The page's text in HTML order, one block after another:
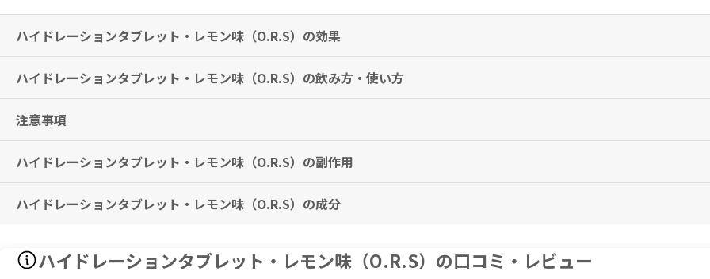
ハイドレーションタブレット・レモン味（O.R.S）の効果
水分補給のサポート
ハイドレーションタブレット・レモン味（O.R.S）の飲み方・使い方
2タブレットを目安に、200mlの水に入れ、完全に溶けてからお召し上がりください。（かき混ぜても構いません。）
500mlの水に1～2タブレットを目安に溶かし、スポーツ中、あるいはスポーツ後にお召し上がりください。
※本製品を水に溶かした後、8時間以上、外に保管するのはお止めください。
※冷蔵庫に保管する場合、24時間以内にお召し上がりください。
注意事項
24時間以内に24錠を超える使用はお控えください。
腸閉塞を患っている方や、肝臓や腎臓に問題がある方は、ご使用をお控えください。
子供の手の届かないところで保管してください。
消費期限が切れた後は、使用しないでください。
ハイドレーションタブレット・レモン味（O.R.S）の副作用
特に副作用は報告されておりませんが、異常を感じた際はただちに使用を中止し、医師の診察をお受けください。
ハイドレーションタブレット・レモン味（O.R.S）の成分
Vitamin B2 0.84mg, Potassium 193mg, Chloride 352mg, Sodium 277mg, Glucose 3.27g
ハイドレーションタブレット・レモン味（O.R.S）の口コミ・レビュー